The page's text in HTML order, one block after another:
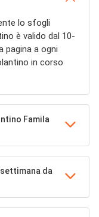
lo sfogli
è valido dal 10-
pagina a ogni
in corso
Famila
da